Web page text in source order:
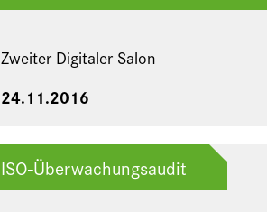
Zweiter Digitaler Salon
24.11.2016
ISO-Überwachungsaudit